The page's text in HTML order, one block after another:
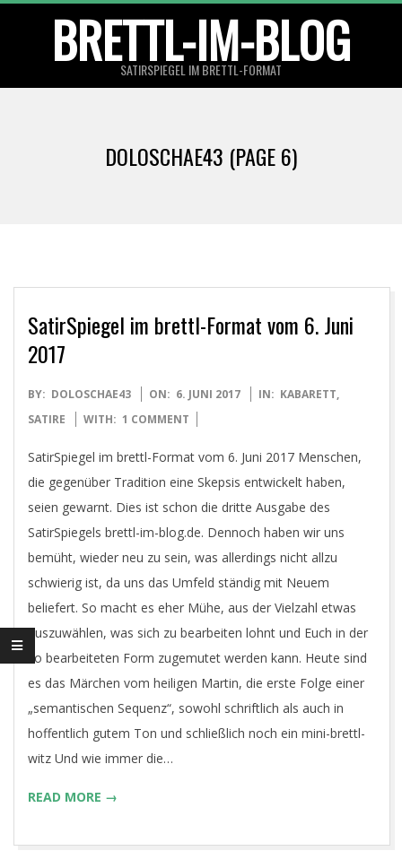
BRETTL-IM-BLOG
SATIRSPIEGEL IM BRETTL-FORMAT
DOLOSCHAE43 (PAGE 6)
SatirSpiegel im brettl-Format vom 6. Juni
2017
2017-
06-
BY: DOLOSCHAE43 ON: 6. JUNI 2017 IN: KABARETT,
SATIRE
WITH: 1 COMMENT
SatirSpiegel im brettl-Format vom 6. Juni 2017 Menschen,
die gegenüber Tradition eine Skepsis entwickelt haben,
seien gewarnt. Dies ist schon die dritte Ausgabe des
SatirSpiegels brettl-im-blog.de. Dennoch haben wir uns
bemüht, wieder neu zu sein, was allerdings nicht allzu
schwierig ist, da uns das Umfeld ständig mit Neuem
beliefert. So macht es eher Mühe, aus der Vielzahl etwas
auszuwählen, was sich zu bearbeiten lohnt und Euch in der
so bearbeiteten Form zugemutet werden kann. Heute sind
es das Märchen vom heiligen Martin, die erste Folge einer
„semantischen Sequenz“, sowohl schriftlich als auch in
hoffentlich gutem Ton und schließlich noch ein mini-brettl-
witz Und wie immer die…
READ MORE →